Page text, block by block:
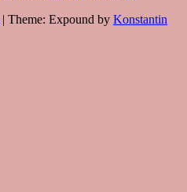
| Theme: Expound by Konstantin